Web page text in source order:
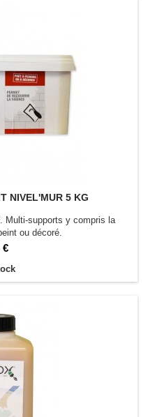
NIVEL'MUR 5 KG
Multi-supports y compris la
ou décoré.
€